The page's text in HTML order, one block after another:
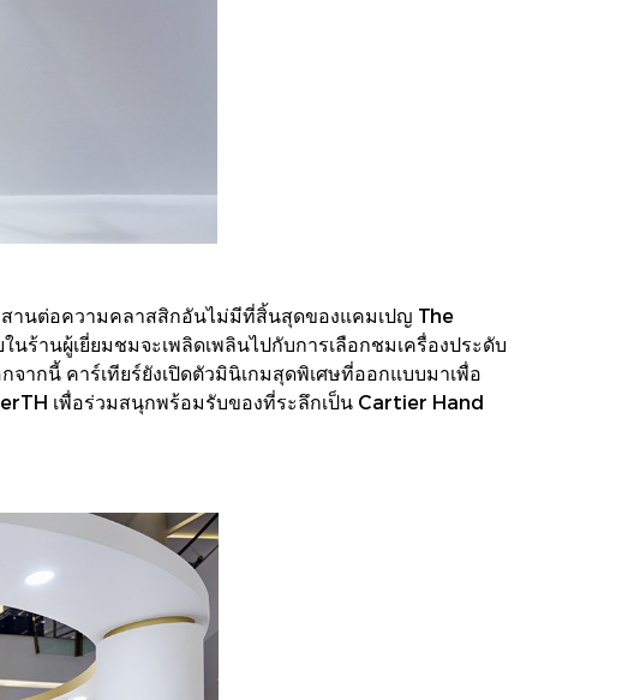
สานต่อความคลาสสิกอันไม่มีที่สิ้นสุดของแคมเปญ The
านผู้เยี่ยมชมจะเพลิดเพลินไปกับการเลือกชมเครื่องประดับ
กนี้ คาร์เทียร์ยังเปิดตัวมินิเกมสุดพิเศษที่ออกแบบมาเพื่อ
เพื่อร่วมสนุกพร้อมรับของที่ระลึกเป็น Cartier Hand